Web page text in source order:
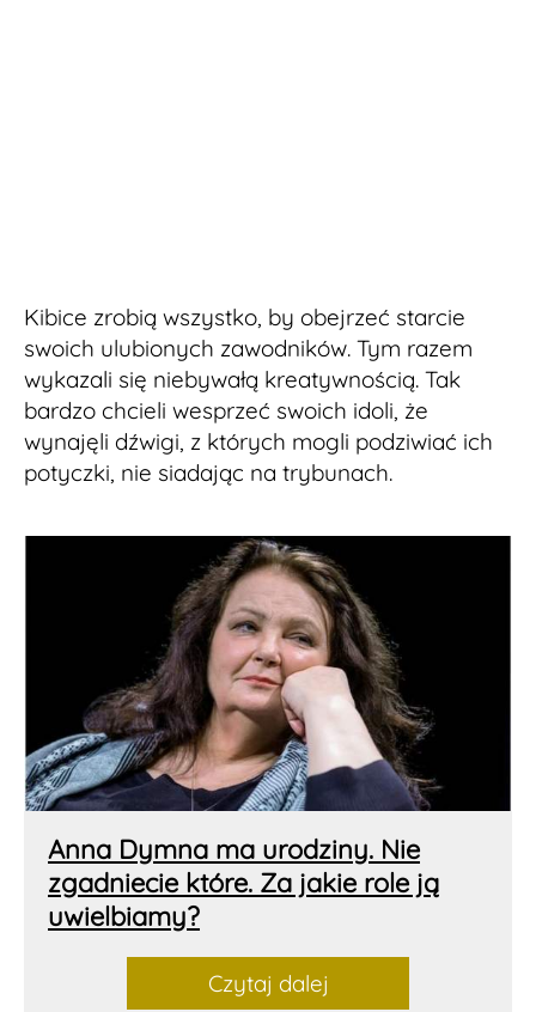
Kibice zrobią wszystko, by obejrzeć starcie
swoich ulubionych zawodników. Tym razem
wykazali się niebywałą kreatywnością. Tak
bardzo chcieli wesprzeć swoich idoli, że
wynajęli dźwigi, z których mogli podziwiać ich
potyczki, nie siadając na trybunach.
Anna Dymna ma urodziny. Nie
zgadniecie które. Za jakie role ją
uwielbiamy?
Czytaj dalej